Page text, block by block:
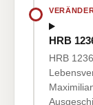
HRB
HRB